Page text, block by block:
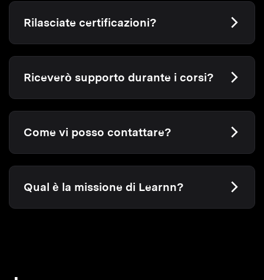
Rilasciate certificazioni?
Riceverò supporto durante i corsi?
Come vi posso contattare?
Qual è la missione di Learnn?